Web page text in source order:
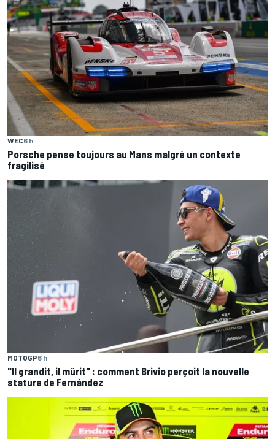
WEC6 h
Porsche pense toujours au Mans malgré un contexte
fragilisé
MOTOGP6 h
"Il grandit, il mûrit" : comment Brivio perçoit la nouvelle
stature de Fernández